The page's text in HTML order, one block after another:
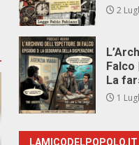
2
Falco
La
1
LAMICODELPOPOLO.IT